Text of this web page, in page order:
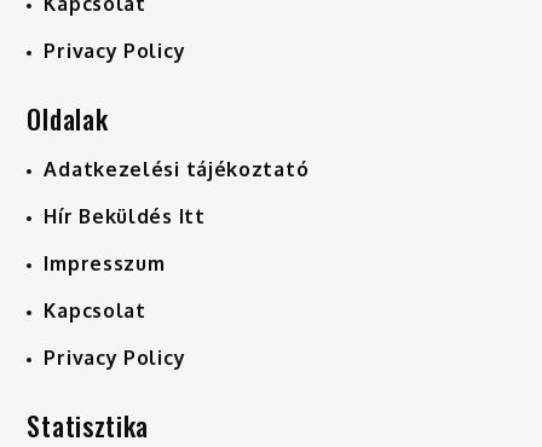
Privacy Policy
Oldalak
Adatkezelési tájékoztató
Hír Beküldés Itt
Impresszum
Kapcsolat
Privacy Policy
Statisztika